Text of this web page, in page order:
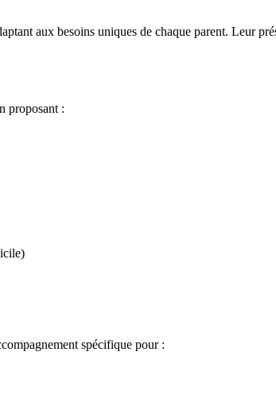
aux besoins uniques de chaque parent. Leur
proposant :
spécifique pour :